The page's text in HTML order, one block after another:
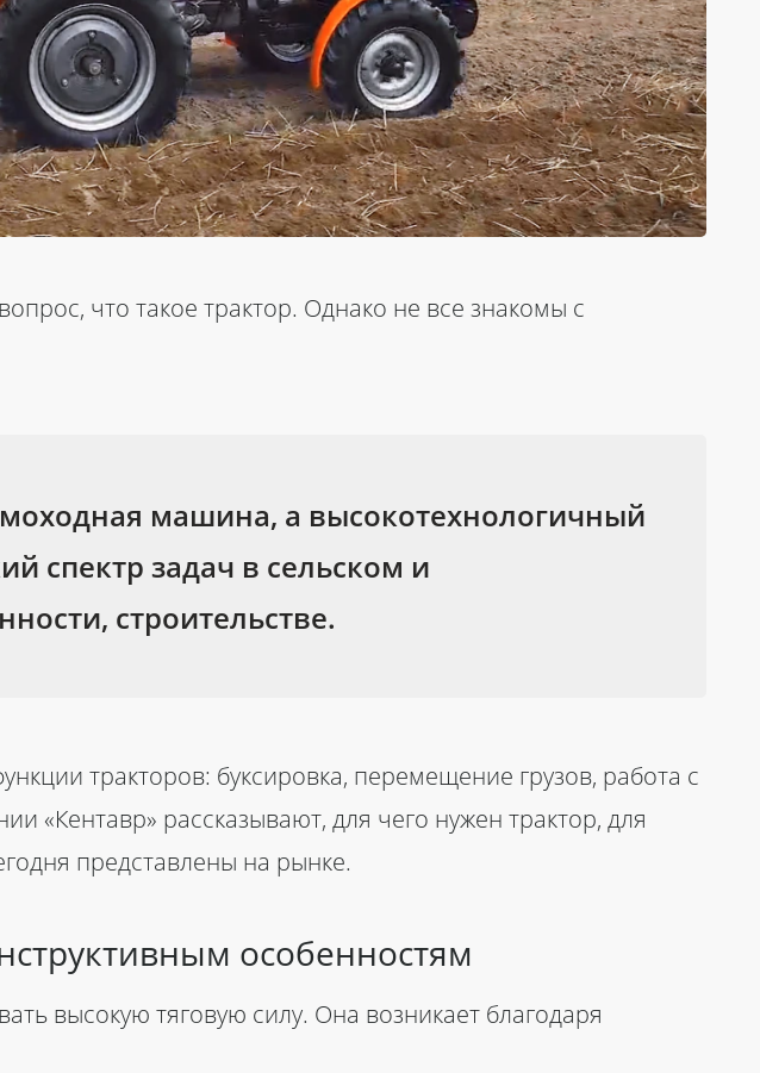
что такое трактор. Однако не все знакомы с
машина, а высокотехнологичный
спектр задач в сельском и
строительстве.
тракторов: буксировка, перемещение грузов, работа с
«Кентавр» рассказывают, для чего нужен трактор, для
представлены на рынке.
особенностям
высокую тяговую силу. Она возникает благодаря